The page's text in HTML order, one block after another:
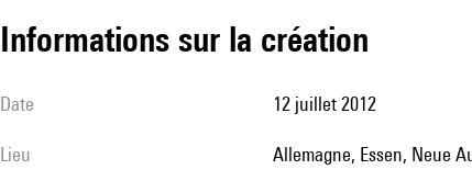
informations sur la création
date 12 juillet 2012
lieu Allemagne, Essen, Neue